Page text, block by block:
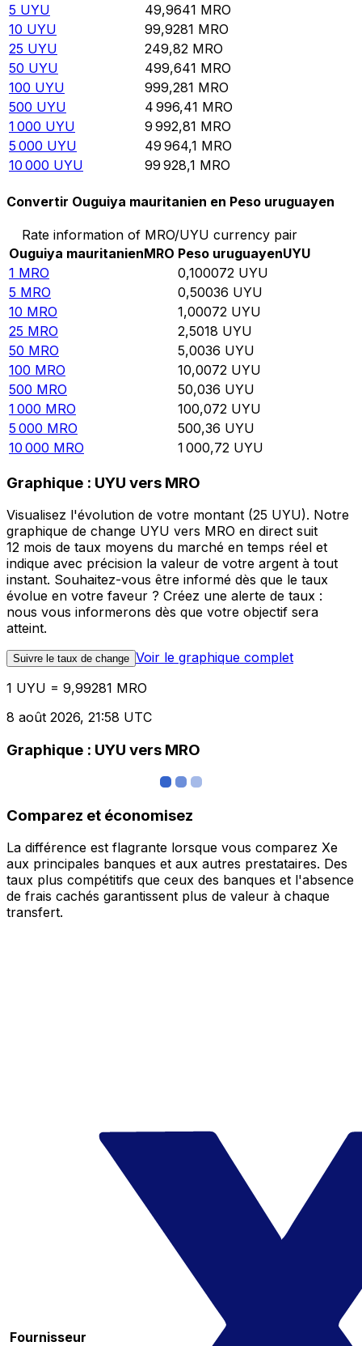
5 UYU 49,9641 MRO
10 UYU 99,9281 MRO
25 UYU 249,82 MRO
50 UYU 499,641 MRO
100 UYU 999,281 MRO
500 UYU 4 996,41 MRO
1 000 UYU 9 992,81 MRO
5 000 UYU 49 964,1 MRO
10 000 UYU 99 928,1 MRO
Convertir Ouguiya mauritanien en Peso uruguayen
Rate information of MRO/UYU currency pair
Ouguiya mauritanienMRO Peso uruguayenUYU
1 MRO 0,100072 UYU
5 MRO 0,50036 UYU
10 MRO 1,00072 UYU
25 MRO 2,5018 UYU
50 MRO 5,0036 UYU
100 MRO 10,0072 UYU
500 MRO 50,036 UYU
1 000 MRO 100,072 UYU
5 000 MRO 500,36 UYU
10 000 MRO 1 000,72 UYU
Graphique : UYU vers MRO
Visualisez l'évolution de votre montant (25 UYU). Notre
graphique de change UYU vers MRO en direct suit
12 mois de taux moyens du marché en temps réel et
indique avec précision la valeur de votre argent à tout
instant. Souhaitez-vous être informé dès que le taux
évolue en votre faveur ? Créez une alerte de taux :
nous vous informerons dès que votre objectif sera
atteint.
Suivre le taux de change Voir le graphique complet
1 UYU = 9,99281 MRO
8 août 2026, 21:58 UTC
Graphique : UYU vers MRO
Comparez et économisez
La différence est flagrante lorsque vous comparez Xe
aux principales banques et aux autres prestataires. Des
taux plus compétitifs que ceux des banques et l'absence
de frais cachés garantissent plus de valeur à chaque
transfert.
Fournisseur